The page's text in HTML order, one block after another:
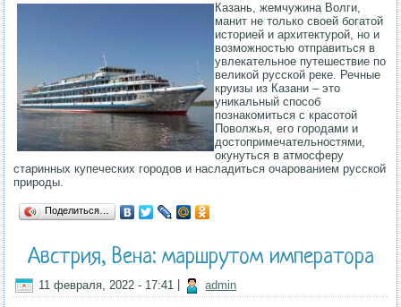
Казань, жемчужина Волги,
манит не только своей богатой
историей и архитектурой, но и
возможностью отправиться в
увлекательное путешествие по
великой русской реке. Речные
круизы из Казани – это
уникальный способ
познакомиться с красотой
Поволжья, его городами и
достопримечательностями,
окунуться в атмосферу
старинных купеческих городов и насладиться очарованием русской
природы.
Поделиться…
Австрия, Вена: маршрутом императора
11 февраля, 2022 - 17:41 admin